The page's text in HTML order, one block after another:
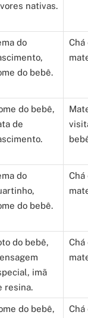
nativas.
do
do bebê.
Chá
do bebê,
de
do
do bebê.
Chá
do bebê,
imã
resina.
Chá
do bebê,
Chá